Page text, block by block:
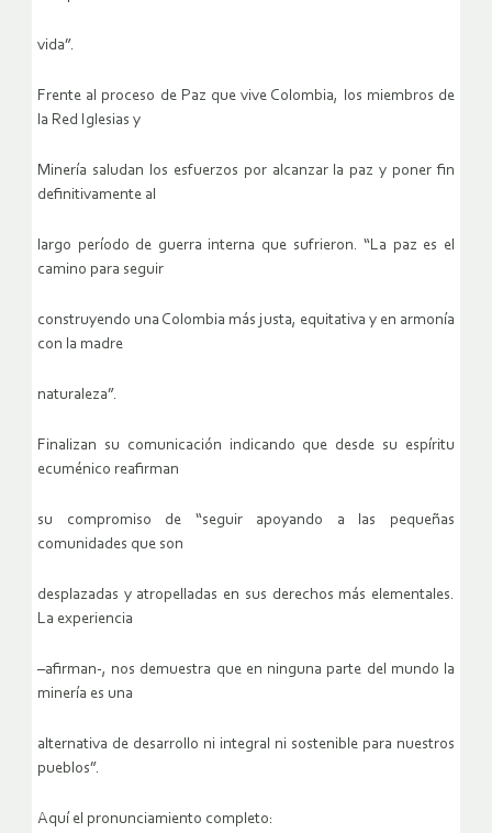
vida”.
Frente al proceso de Paz que vive Colombia, los miembros de
la Red Iglesias y
Minería saludan los esfuerzos por alcanzar la paz y poner fin
definitivamente al
largo período de guerra interna que sufrieron. “La paz es el
camino para seguir
construyendo una Colombia más justa, equitativa y en armonía
con la madre
naturaleza”.
Finalizan su comunicación indicando que desde su espíritu
ecuménico reafirman
su compromiso de “seguir apoyando a las pequeñas
comunidades que son
desplazadas y atropelladas en sus derechos más elementales.
La experiencia
–afirman-, nos demuestra que en ninguna parte del mundo la
minería es una
alternativa de desarrollo ni integral ni sostenible para nuestros
pueblos”.
Aquí el pronunciamiento completo: